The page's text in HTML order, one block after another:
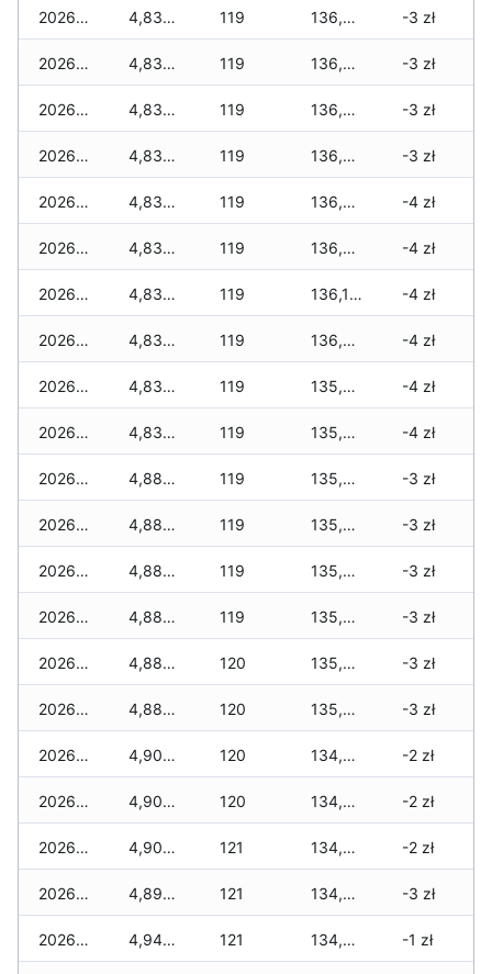
2026-04-28 4,830 zł 119 136,935 zł -3 zł
2026-04-27 4,830 zł 119 136,935 zł -3 zł
2026-04-26 4,830 zł 119 136,810 zł -3 zł
2026-04-25 4,830 zł 119 136,695 zł -3 zł
2026-04-24 4,830 zł 119 136,395 zł -4 zł
2026-04-23 4,830 zł 119 136,385 zł -4 zł
2026-04-22 4,830 zł 119 136,165 zł -4 zł
2026-04-21 4,830 zł 119 136,010 zł -4 zł
2026-04-20 4,830 zł 119 135,910 zł -4 zł
2026-04-19 4,830 zł 119 135,735 zł -4 zł
2026-04-18 4,880 zł 119 135,695 zł -3 zł
2026-04-17 4,880 zł 119 135,620 zł -3 zł
2026-04-16 4,880 zł 119 135,495 zł -3 zł
2026-04-15 4,880 zł 119 135,430 zł -3 zł
2026-04-14 4,880 zł 120 135,355 zł -3 zł
2026-04-13 4,880 zł 120 135,255 zł -3 zł
2026-04-12 4,905 zł 120 134,990 zł -2 zł
2026-04-11 4,905 zł 120 134,875 zł -2 zł
2026-04-10 4,905 zł 121 134,825 zł -2 zł
2026-04-09 4,890 zł 121 134,510 zł -3 zł
2026-04-08 4,940 zł 121 134,310 zł -1 zł